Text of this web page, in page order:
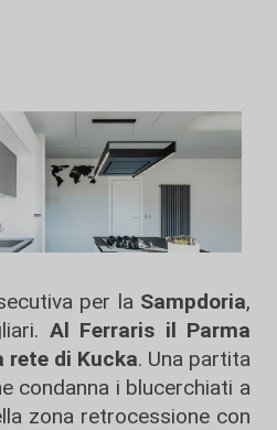
per la Sampdoria,
Al Ferraris il Parma
rete di Kucka. Una partita
condanna i blucerchiati a
zona retrocessione con